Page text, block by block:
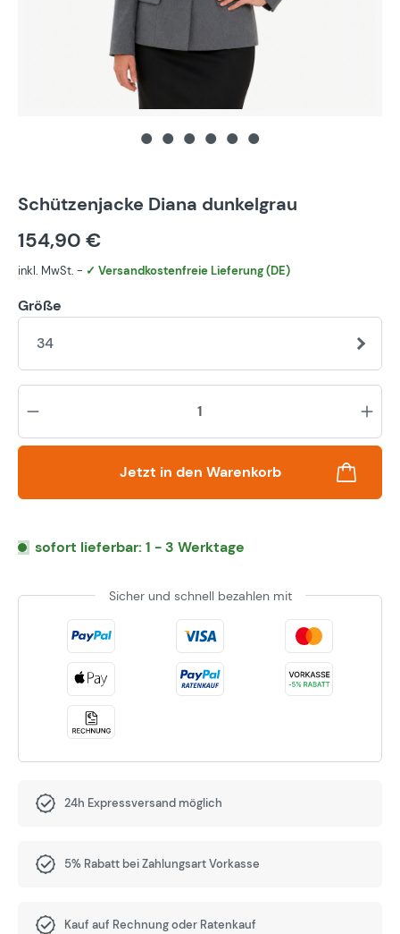
Schützenjacke Diana dunkelgrau
154,90 €
inkl. MwSt. - ✓ Versandkostenfreie Lieferung (DE)
Größe
34
Jetzt in den Warenkorb
sofort lieferbar: 1 - 3 Werktage
Sicher und schnell bezahlen mit
24h Expressversand möglich
5% Rabatt bei Zahlungsart Vorkasse
Kauf auf Rechnung oder Ratenkauf